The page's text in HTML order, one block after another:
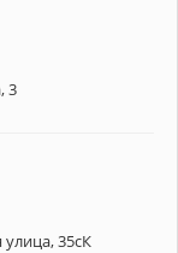
3
35сК